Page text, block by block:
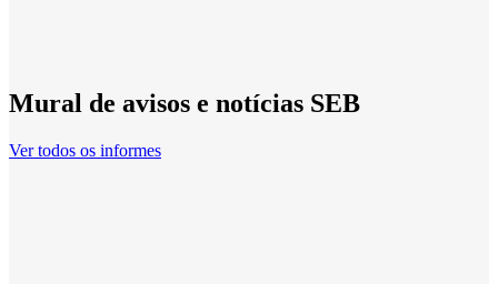
Mural de avisos e notícias SEB
Ver todos os informes